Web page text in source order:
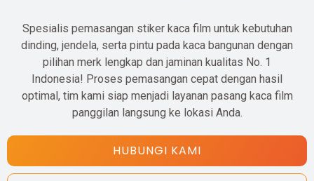
Spesialis pemasangan stiker kaca film untuk kebutuhan
dinding, jendela, serta pintu pada kaca bangunan dengan
pilihan merk lengkap dan jaminan kualitas No. 1
Indonesia! Proses pemasangan cepat dengan hasil
optimal, tim kami siap menjadi layanan pasang kaca film
panggilan langsung ke lokasi Anda.
HUBUNGI KAMI